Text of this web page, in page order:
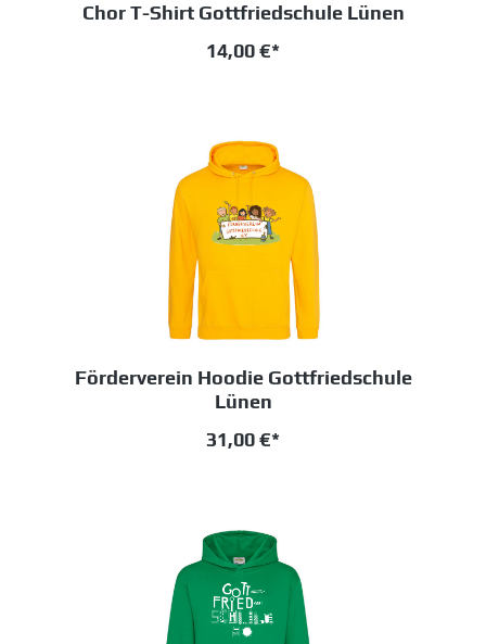
Chor T-Shirt Gottfriedschule Lünen
14,00 €*
Förderverein Hoodie Gottfriedschule
Lünen
31,00 €*